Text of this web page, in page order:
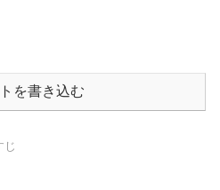
を書き込む
じ